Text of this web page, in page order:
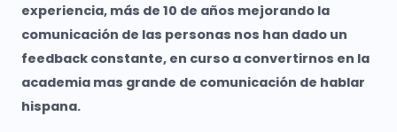
experiencia, más de 10 de años mejorando la
comunicación de las personas nos han dado un
feedback constante, en curso a convertirnos en la
academia mas grande de comunicación de hablar
hispana.